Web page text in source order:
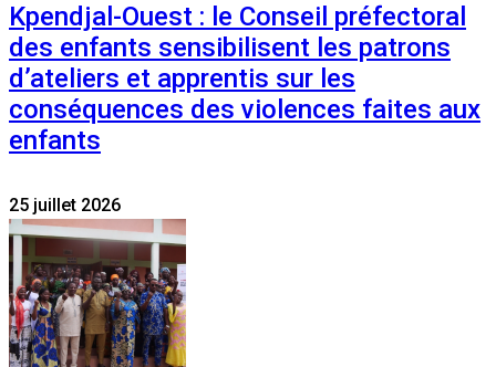
Kpendjal-Ouest : le Conseil préfectoral
des enfants sensibilisent les patrons
d’ateliers et apprentis sur les
conséquences des violences faites aux
enfants
25 juillet 2026